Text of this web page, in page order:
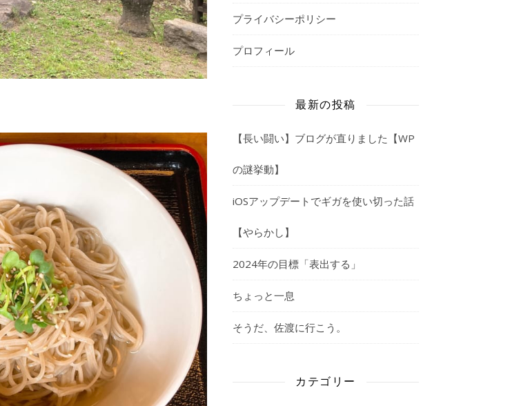
プライバシーポリシー
プロフィール
最新の投稿
【長い闘い】ブログが直りました【WP
の謎挙動】
iOSアップデートでギガを使い切った話
【やらかし】
2024年の目標「表出する」
ちょっと一息
そうだ、佐渡に行こう。
カテゴリー